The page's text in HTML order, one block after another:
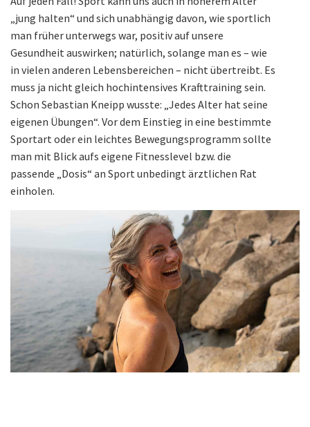
„jung halten“ und sich unabhängig davon, wie sportlich
man früher unterwegs war, positiv auf unsere
Gesundheit auswirken; natürlich, solange man es – wie
in vielen anderen Lebensbereichen – nicht übertreibt. Es
muss ja nicht gleich hochintensives Krafttraining sein.
Schon Sebastian Kneipp wusste: „Jedes Alter hat seine
eigenen Übungen“. Vor dem Einstieg in eine bestimmte
Sportart oder ein leichtes Bewegungsprogramm sollte
man mit Blick aufs eigene Fitnesslevel bzw. die
passende „Dosis“ an Sport unbedingt ärztlichen Rat
einholen.